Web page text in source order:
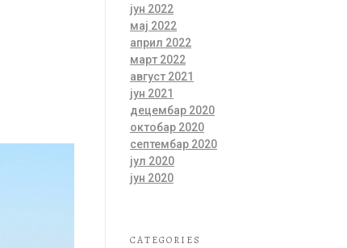
јун 2022
мај 2022
април 2022
март 2022
август 2021
јун 2021
децембар 2020
октобар 2020
септембар 2020
јул 2020
јун 2020
CATEGORIES